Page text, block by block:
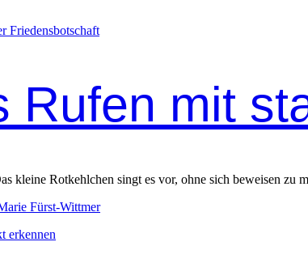
Rufen mit
kleine Rotkehlchen singt es vor, ohne sich beweisen zu
Fürst-Wittmer